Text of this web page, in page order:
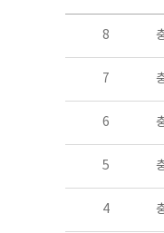
콘텐츠이슈 목록 - 번호, 제목, 작성자, 파일, 조회수, 작성일 정보 제공
8
7
6
5
4